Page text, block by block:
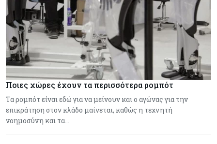
Ποιες χώρες έχουν τα περισσότερα ρομπότ
Τα ρομπότ είναι εδώ για να μείνουν και ο αγώνας για την
επικράτηση στον κλάδο μαίνεται, καθώς η τεχνητή
νοημοσύνη και τα…